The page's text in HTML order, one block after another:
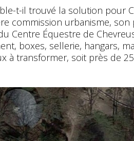
t-il trouvé la solution pour
commission urbanisme, son
Centre Équestre de
boxes, sellerie, hangars,
à transformer, soit près de